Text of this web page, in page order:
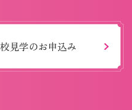
見学のお申込み